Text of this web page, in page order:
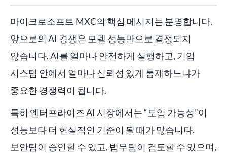
마이크로소프트 MXC의 핵심 메시지는 분명합니다.
앞으로의 AI 경쟁은 모델 성능만으로 결정되지
않습니다. AI를 얼마나 안전하게 실행하고, 기업
시스템 안에서 얼마나 신뢰성 있게 통제하느냐가
중요한 경쟁력이 됩니다.
특히 엔터프라이즈 AI 시장에서는 “도입 가능성”이
성능보다 더 현실적인 기준이 될 때가 많습니다.
보안팀이 승인할 수 있고, 법무팀이 검토할 수 있으며,